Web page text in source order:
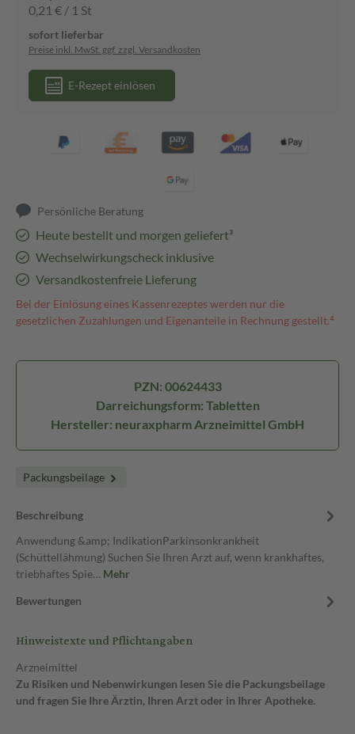
0,21 € / 1 St
sofort lieferbar
Preise inkl. MwSt. ggf. zzgl. Versandkosten
E-Rezept einlösen
Persönliche Beratung
Heute bestellt und morgen geliefert³
Wechselwirkungscheck inklusive
Versandkostenfreie Lieferung
Bei der Einlösung eines Kassenrezeptes werden nur die
gesetzlichen Zuzahlungen und Eigenanteile in Rechnung gestellt.⁴
PZN: 00624433
Darreichungsform: Tabletten
Hersteller: neuraxpharm Arzneimittel GmbH
Packungsbeilage
Beschreibung
Anwendung &amp; IndikationParkinsonkrankheit
(Schüttellähmung) Suchen Sie Ihren Arzt auf, wenn krankhaftes,
triebhaftes Spie… Mehr
Bewertungen
Hinweistexte und Pflichtangaben
Arzneimittel
Zu Risiken und Nebenwirkungen lesen Sie die Packungsbeilage
und fragen Sie Ihre Ärztin, Ihren Arzt oder in Ihrer Apotheke.